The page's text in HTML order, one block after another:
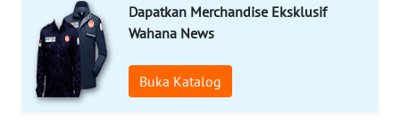
Dapatkan Merchandise Eksklusif
Wahana News
Buka Katalog
WAHANANEWS
NET
WAHANA